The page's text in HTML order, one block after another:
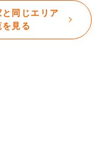
同じエリア
見る